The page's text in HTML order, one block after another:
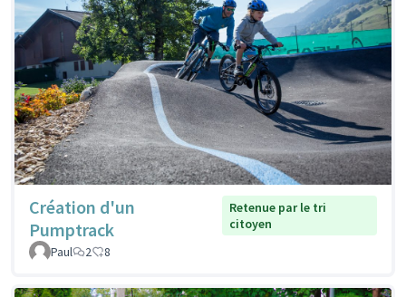
Création d'un
Pumptrack
Retenue par le tri
citoyen
Paul
2 8